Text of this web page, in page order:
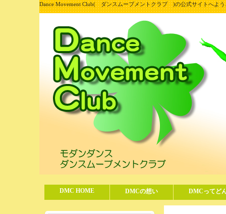
Dance Movement Club( ダンスムーブメントクラブ )の公式サイトへよう
DMC HOME DMCの想い DMCってど